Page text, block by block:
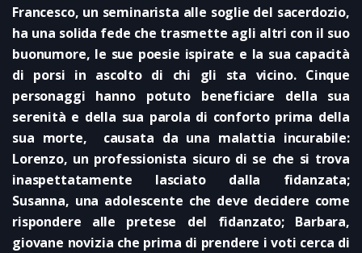
Francesco, un seminarista alle soglie del sacerdozio,
ha una solida fede che trasmette agli altri con il suo
buonumore, le sue poesie ispirate e la sua capacità
di porsi in ascolto di chi gli sta vicino. Cinque
personaggi hanno potuto beneficiare della sua
serenità e della sua parola di conforto prima della
sua morte, causata da una malattia incurabile:
Lorenzo, un professionista sicuro di se che si trova
inaspettatamente lasciato dalla fidanzata;
Susanna, una adolescente che deve decidere come
rispondere alle pretese del fidanzato; Barbara,
giovane novizia che prima di prendere i voti cerca di